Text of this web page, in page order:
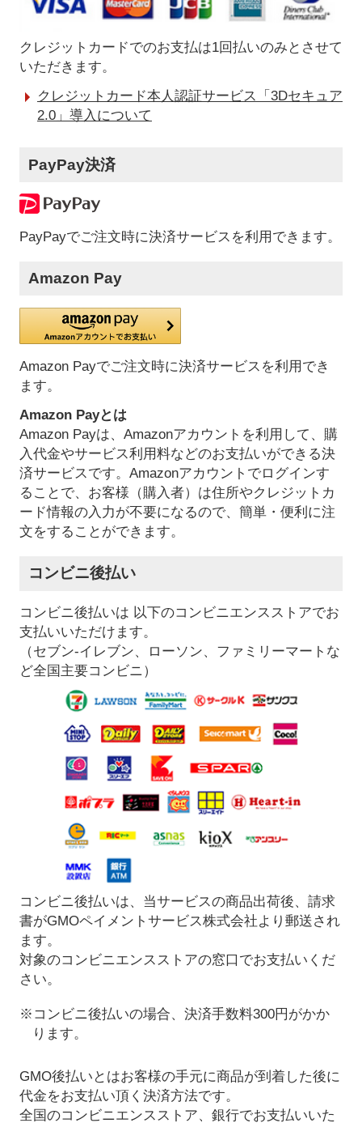
クレジットカードでのお支払は1回払いのみとさせて
いただきます。
クレジットカード本人認証サービス「3Dセキュア
2.0」導入について
PayPay決済
PayPayでご注文時に決済サービスを利用できます。
Amazon Pay
Amazon Payでご注文時に決済サービスを利用でき
ます。
Amazon Payとは
Amazon Payは、Amazonアカウントを利用して、購
入代金やサービス利用料などのお支払いができる決
済サービスです。Amazonアカウントでログインす
ることで、お客様（購入者）は住所やクレジットカ
ード情報の入力が不要になるので、簡単・便利に注
文をすることができます。
コンビニ後払い
コンビニ後払いは 以下のコンビニエンスストアでお
支払いいただけます。
（セブン-イレブン、ローソン、ファミリーマートな
ど全国主要コンビニ）
コンビニ後払いは、当サービスの商品出荷後、請求
書がGMOペイメントサービス株式会社より郵送され
ます。
対象のコンビニエンスストアの窓口でお支払いくだ
さい。
※コンビニ後払いの場合、決済手数料300円がかか
ります。
GMO後払いとはお客様の手元に商品が到着した後に
代金をお支払い頂く決済方法です。
全国のコンビニエンスストア、銀行でお支払いいた